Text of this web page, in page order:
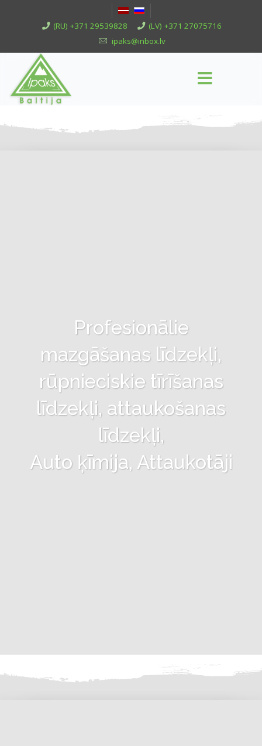
(RU) +371 29539828
(LV) +371 27075716
ipaks@inbox.lv
Profesionālie
mazgāšanas līdzekļi,
rūpnieciskie tīrīšanas
līdzekļi, attaukošanas
līdzekļi,
Auto ķīmija, Attaukotāji